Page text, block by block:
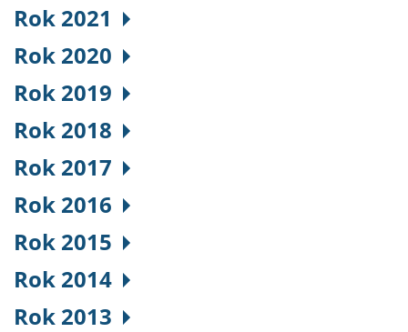
Rok 2021
Rok 2020
Rok 2019
Rok 2018
Rok 2017
Rok 2016
Rok 2015
Rok 2014
Rok 2013